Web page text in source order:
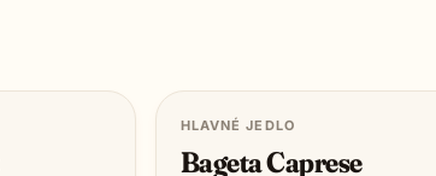
HLAVNÉ JEDLO
Bageta Caprese